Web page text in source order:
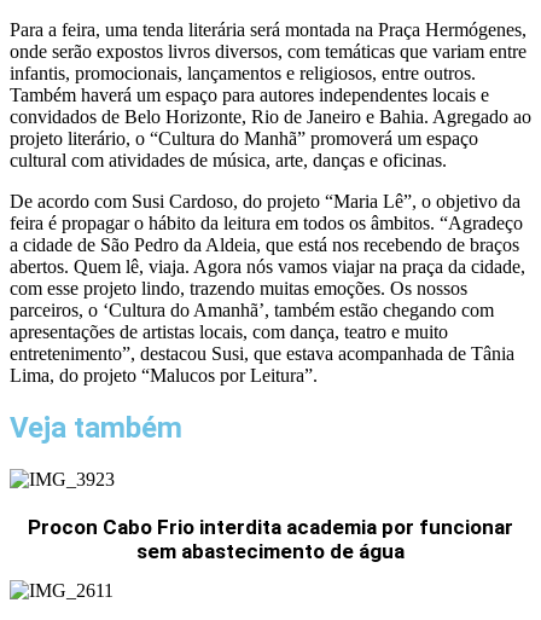
Para a feira, uma tenda literária será montada na Praça Hermógenes,
onde serão expostos livros diversos, com temáticas que variam entre
infantis, promocionais, lançamentos e religiosos, entre outros.
Também haverá um espaço para autores independentes locais e
convidados de Belo Horizonte, Rio de Janeiro e Bahia. Agregado ao
projeto literário, o “Cultura do Manhã” promoverá um espaço
cultural com atividades de música, arte, danças e oficinas.
De acordo com Susi Cardoso, do projeto “Maria Lê”, o objetivo da
feira é propagar o hábito da leitura em todos os âmbitos. “Agradeço
a cidade de São Pedro da Aldeia, que está nos recebendo de braços
abertos. Quem lê, viaja. Agora nós vamos viajar na praça da cidade,
com esse projeto lindo, trazendo muitas emoções. Os nossos
parceiros, o ‘Cultura do Amanhã’, também estão chegando com
apresentações de artistas locais, com dança, teatro e muito
entretenimento”, destacou Susi, que estava acompanhada de Tânia
Lima, do projeto “Malucos por Leitura”.
Veja também
Procon Cabo Frio interdita academia por funcionar
sem abastecimento de água